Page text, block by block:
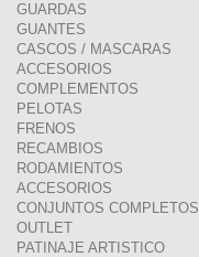
GUARDAS
GUANTES
CASCOS / MASCARAS
ACCESORIOS
COMPLEMENTOS
PELOTAS
FRENOS
RECAMBIOS
RODAMIENTOS
ACCESORIOS
CONJUNTOS COMPLETOS
OUTLET
PATINAJE ARTISTICO